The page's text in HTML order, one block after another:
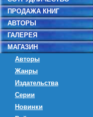
ПРОДАЖА КНИГ
АВТОРЫ
ГАЛЕРЕЯ
МАГАЗИН
Авторы
Жанры
Издательства
Серии
Новинки